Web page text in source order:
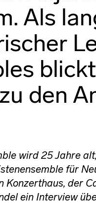
Als
den
wird 25 Jahre
für
Konzerthaus, der
ein Interview